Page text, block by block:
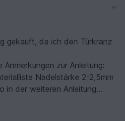
gekauft, da ich den Türkranz
Anmerkungen zur Anleitung:
Nadelstärke 2-2,5mm
in der weiteren Anleitung
die Wollfarbe Marone auf,